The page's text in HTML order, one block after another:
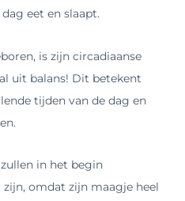
eet en slaapt.
is zijn circadiaanse
uit balans! Dit betekent
tijden van de dag en
in het begin
omdat zijn maagje heel